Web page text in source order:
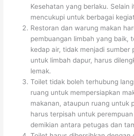
Kesehatan yang berlaku. Selain
mencukupi untuk berbagai
Restoran dan warung makan
pembuangan limbah yang baik,
kedap air, tidak menjadi sumber
untuk limbah dapur, harus
lemak.
Toilet tidak boleh terhubung
ruang untuk mempersiapkan
makanan, ataupun ruang untuk
harus terpisah untuk
demikian antara petugas dan